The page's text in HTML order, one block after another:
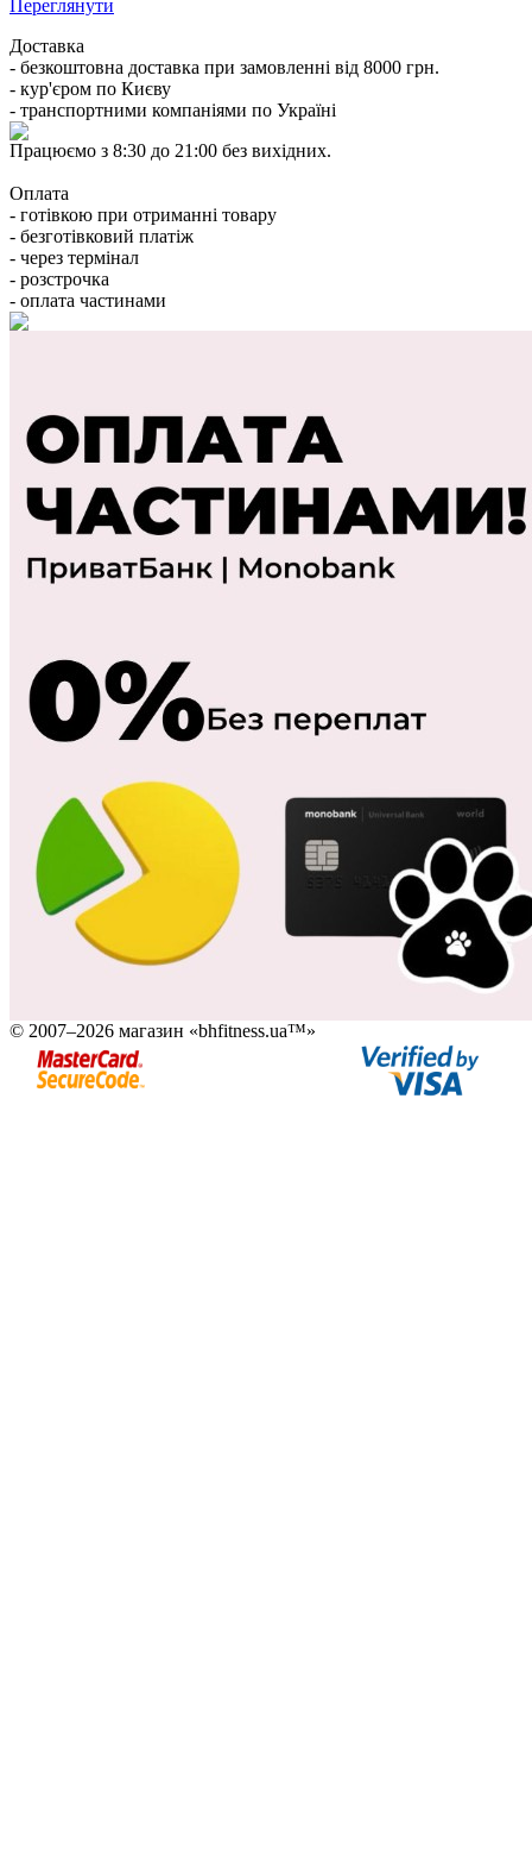
Переглянути
Доставка
- безкоштовна доставка при замовленні від 8000 грн.
- кур'єром по Києву
- транспортними компаніями по Україні
Працюємо з 8:30 до 21:00 без вихідних.
Оплата
- готівкою при отриманні товару
- безготівковий платіж
- через термінал
- розстрочка
- оплата частинами
© 2007–2026 магазин «bhfitness.ua™»